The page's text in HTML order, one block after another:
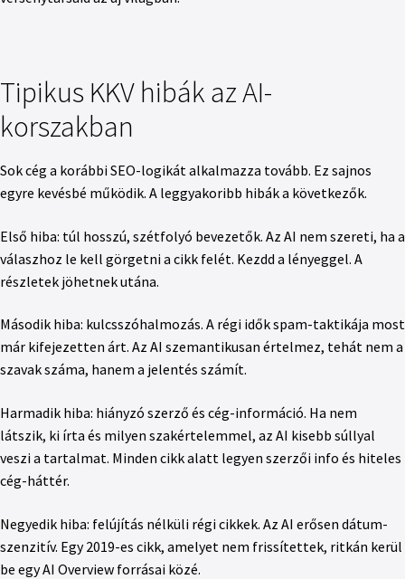
Tipikus KKV hibák az AI-
korszakban
Sok cég a korábbi SEO-logikát alkalmazza tovább. Ez sajnos
egyre kevésbé működik. A leggyakoribb hibák a következők.
Első hiba: túl hosszú, szétfolyó bevezetők. Az AI nem szereti, ha a
válaszhoz le kell görgetni a cikk felét. Kezdd a lényeggel. A
részletek jöhetnek utána.
Második hiba: kulcsszóhalmozás. A régi idők spam-taktikája most
már kifejezetten árt. Az AI szemantikusan értelmez, tehát nem a
szavak száma, hanem a jelentés számít.
Harmadik hiba: hiányzó szerző és cég-információ. Ha nem
látszik, ki írta és milyen szakértelemmel, az AI kisebb súllyal
veszi a tartalmat. Minden cikk alatt legyen szerzői info és hiteles
cég-háttér.
Negyedik hiba: felújítás nélküli régi cikkek. Az AI erősen dátum-
szenzitív. Egy 2019-es cikk, amelyet nem frissítettek, ritkán kerül
be egy AI Overview forrásai közé.